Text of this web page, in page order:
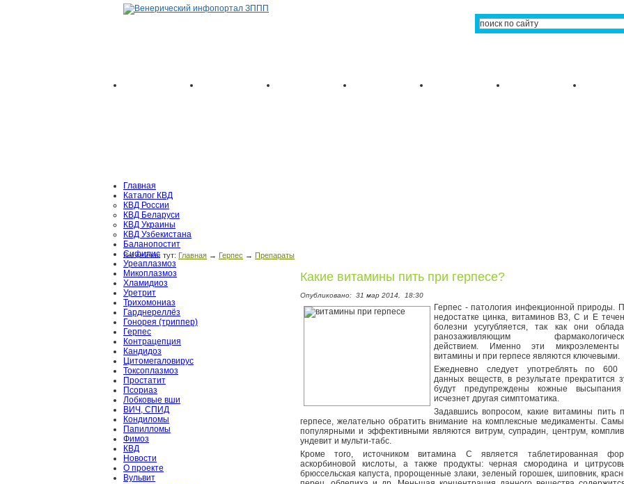
Главная
Каталог КВД
КВД России
КВД Беларуси
КВД Украины
КВД Узбекистана
Баланопостит
Сифилис
Уреаплазмоз
Микоплазмоз
Хламидиоз
Уретрит
Трихомониаз
Гарднереллёз
Гонорея (триппер)
Герпес
Контрацепция
Кандидоз
Цитомегаловирус
Токсоплазмоз
Простатит
Псориаз
Лобковые вши
ВИЧ, СПИД
Кондиломы
Папилломы
Фимоз
КВД
Новости
О проекте
Вульвит
Вы сейчас тут: Главная → Герпес → Препараты
Какие витамины пить при герпесе?
Опубликовано: 31 мар 2014, 18:30
Герпес - патология инфекционной природы.
недостатке цинка, витаминов B3, C и E
болезни усугубляется, так как они
ранозаживляющим
действием. Именно эти
витамины и при герпесе являются ключевыми.
Ежедневно следует употреблять по 600
данных веществ, в результате прекратится
будут предупреждены кожные
исчезнет другая симптоматика.
Задавшись вопросом, какие витамины пить
герпесе, желательно обратить внимание на комплексные медикаменты.
популярными и эффективными являются витрум, супрадин, центрум,
ундевит и мульти-табс.
Кроме того, источником витамина C является таблетированная
аскорбиновой кислоты, а также продукты: черная смородина и
брюссельская капуста, пророщенные злаки, зеленый горошек, шиповник,